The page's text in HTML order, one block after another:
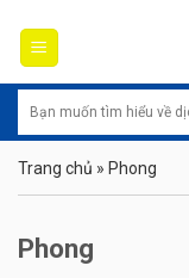
content
Trang chủ » Phong
Phong